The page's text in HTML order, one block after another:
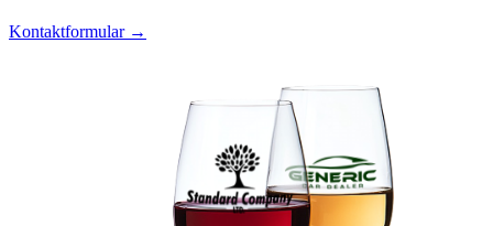
Kontaktformular →